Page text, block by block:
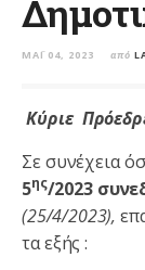
ΜΆΙ 04, 2023 από
Κύριε
Σε συνέχεια
5ης/2023
(25/4/2023),
τα εξής :